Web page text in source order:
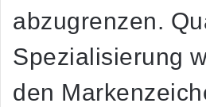
abzugrenzen.
Spezialisierung
den